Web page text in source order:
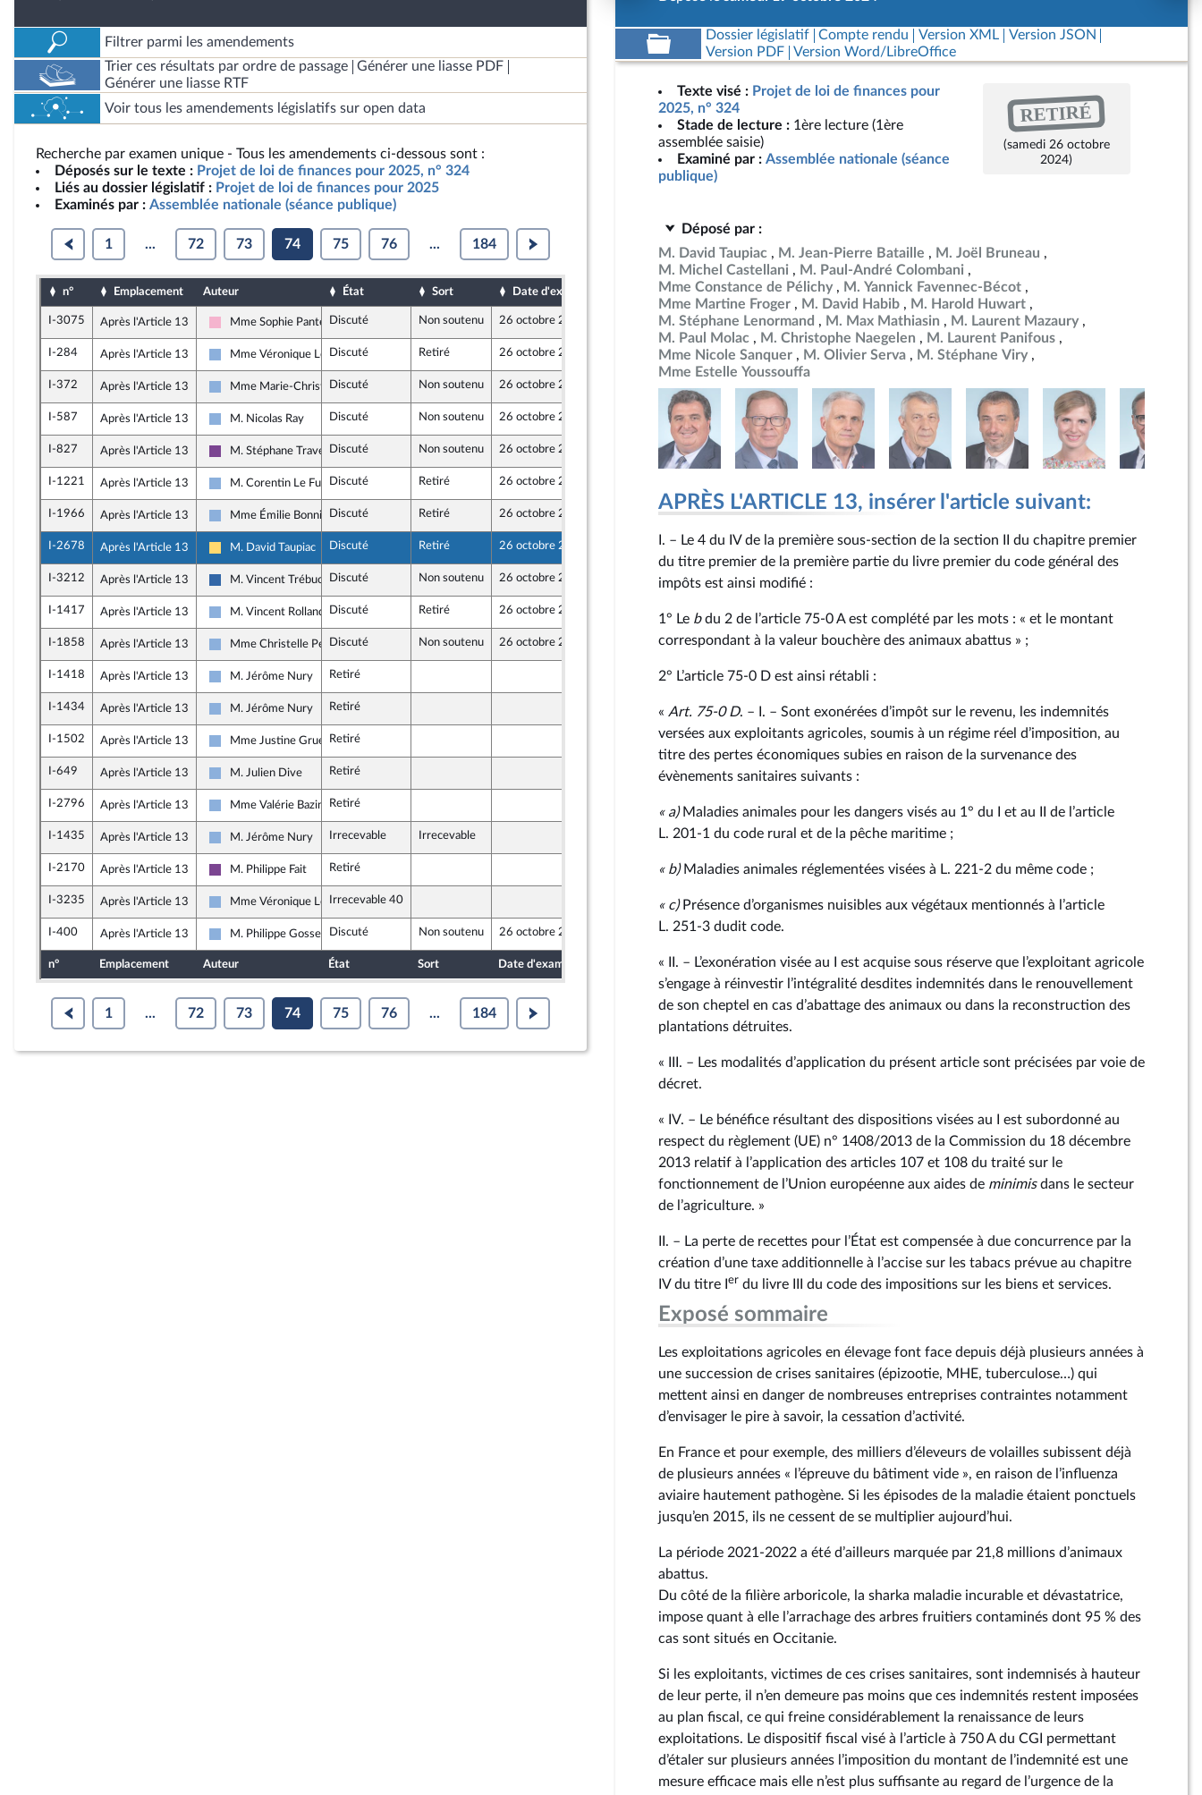
Filtrer parmi les amendements
Trier ces résultats par ordre de passage
Générer une liasse PDF
Générer une liasse RTF
Voir tous les amendements législatifs sur open data
Recherche par examen unique - Tous les amendements ci-dessous sont :
Déposés sur le texte : Projet de loi de finances pour 2025, n° 324
Liés au dossier législatif : Projet de loi de finances pour 2025
Examinés par : Assemblée nationale (séance publique)
1 ... 72 73 74 75 76 ... 184
n° Emplacement Auteur État Sort Date d'examen Date de dépôt
I-3075 Après l'Article 13
Socialistes et apparentés
Mme Sophie Pantel Discuté Non soutenu 26 octobre 2024 19 octobre 2024
I-284 Après l'Article 13
Droite Républicaine
Mme Véronique Louwagie
Discuté Retiré 26 octobre 2024 16 octobre 2024
I-372 Après l'Article 13
Droite Républicaine
Mme Marie-Christine Dalloz
Discuté Non soutenu 26 octobre 2024
I-587 Après l'Article 13
Droite Républicaine
M. Nicolas Ray Discuté Non soutenu 26 octobre 2024 16 octobre 2024
I-827 Après l'Article 13
Ensemble pour la République
M. Stéphane TravertDiscuté Non soutenu 26 octobre 2024 17 octobre 2024
I-1221 Après l'Article 13
Droite Républicaine
M. Corentin Le Fur Discuté Retiré 26 octobre 2024
I-1966 Après l'Article 13
Droite Républicaine
Mme Émilie BonnivardDiscuté Retiré 26 octobre 2024 18 octobre 2024
I-2678 Après l'Article 13
Libertés, Indépendants, Outre-mer et Territoires
M. David Taupiac Discuté Retiré 26 octobre 2024 19 octobre 2024
I-3212 Après l'Article 13
UDR
M. Vincent TrébuchetDiscuté Non soutenu 26 octobre 2024 19 octobre 2024
I-1417 Après l'Article 13
Droite Républicaine
M. Vincent Rolland Discuté Retiré 26 octobre 2024
I-1858 Après l'Article 13
Droite Républicaine
Mme Christelle PetexDiscuté Non soutenu 26 octobre 2024 18 octobre 2024
I-1418 Après l'Article 13
Droite Républicaine
M. Jérôme Nury Retiré 17 octobre 2024
I-1434 Après l'Article 13
Droite Républicaine
M. Jérôme Nury Retiré 17 octobre 2024
I-1502 Après l'Article 13
Droite Républicaine
Mme Justine Gruet Retiré 18 octobre 2024
I-649 Après l'Article 13
Droite Républicaine
M. Julien Dive Retiré 16 octobre 2024
I-2796 Après l'Article 13
Droite Républicaine
Mme Valérie Bazin-Malgras
Retiré 19 octobre 2024
I-1435 Après l'Article 13
Droite Républicaine
M. Jérôme Nury Irrecevable Irrecevable 17 octobre 2024
I-2170 Après l'Article 13
Ensemble pour la République
M. Philippe Fait Retiré 18 octobre 2024
I-3235 Après l'Article 13
Droite Républicaine
Mme Véronique LouwagieIrrecevable 40 19 octobre 2024
I-400 Après l'Article 13
Droite Républicaine
M. Philippe GosselinDiscuté Non soutenu 26 octobre 2024 16 octobre 2024
n° Emplacement Auteur État Sort Date d'examen Date de dépôt
1 ... 72 73 74 75 76 ... 184
Dossier législatif Compte rendu Version XML
Version JSON
Version PDF
Version Word/LibreOffice
Texte visé : Projet de loi de finances pour
2025, n° 324
Stade de lecture : 1ère lecture (1ère
assemblée saisie)
Examiné par : Assemblée nationale (séance
publique)
RETIRÉ
(samedi 26 octobre
2024)
Déposé par :
M. David Taupiac
M. Jean-Pierre Bataille
M. Joël Bruneau
M. Michel Castellani
M. Paul-André Colombani
Mme Constance de Pélichy
M. Yannick Favennec-Bécot
Mme Martine Froger
M. David Habib
M. Harold Huwart
M. Stéphane Lenormand
M. Max Mathiasin
M. Laurent Mazaury
M. Paul Molac
M. Christophe Naegelen
M. Laurent Panifous
Mme Nicole Sanquer
M. Olivier Serva
M. Stéphane Viry
Mme Estelle Youssouffa
APRÈS L'ARTICLE 13, insérer l'article suivant:
I. – Le 4 du IV de la première sous-section de la section II du chapitre premier
du titre premier de la première partie du livre premier du code général des
impôts est ainsi modifié :
1° Le bdu 2 de l’article 75‑0 A est complété par les mots : « et le montant
correspondant à la valeur bouchère des animaux abattus » ;
2° L’article 75‑0 D est ainsi rétabli :
« Art. 75‑0 D. – I. – Sont exonérées d’impôt sur le revenu, les indemnités
versées aux exploitants agricoles, soumis à un régime réel d’imposition, au
titre des pertes économiques subies en raison de la survenance des
évènements sanitaires suivants :
« a)Maladies animales pour les dangers visés au 1° du I et au II de l’article
L. 201‑1 du code rural et de la pêche maritime ;
« b)Maladies animales réglementées visées à L. 221‑2 du même code ;
« c)Présence d’organismes nuisibles aux végétaux mentionnés à l’article
L. 251‑3 dudit code.
« II. – L’exonération visée au I est acquise sous réserve que l’exploitant agricole
s’engage à réinvestir l’intégralité desdites indemnités dans le renouvellement
de son cheptel en cas d’abattage des animaux ou dans la reconstruction des
plantations détruites.
« III. – Les modalités d’application du présent article sont précisées par voie de
décret.
« IV. – Le bénéfice résultant des dispositions visées au I est subordonné au
respect du règlement (UE) n° 1408/2013 de la Commission du 18 décembre
2013 relatif à l’application des articles 107 et 108 du traité sur le
fonctionnement de l’Union européenne aux aides de minimisdans le secteur
de l’agriculture. »
II. – La perte de recettes pour l’État est compensée à due concurrence par la
création d’une taxe additionnelle à l’accise sur les tabacs prévue au chapitre
IV du titre I er du livre III du code des impositions sur les biens et services.
Exposé sommaire
Les exploitations agricoles en élevage font face depuis déjà plusieurs années à
une succession de crises sanitaires (épizootie, MHE, tuberculose…) qui
mettent ainsi en danger de nombreuses entreprises contraintes notamment
d’envisager le pire à savoir, la cessation d’activité.
En France et pour exemple, des milliers d’éleveurs de volailles subissent déjà
de plusieurs années « l’épreuve du bâtiment vide », en raison de l’influenza
aviaire hautement pathogène. Si les épisodes de la maladie étaient ponctuels
jusqu’en 2015, ils ne cessent de se multiplier aujourd’hui.
La période 2021‑2022 a été d’ailleurs marquée par 21,8 millions d’animaux
abattus.
Du côté de la filière arboricole, la sharka maladie incurable et dévastatrice,
impose quant à elle l’arrachage des arbres fruitiers contaminés dont 95 % des
cas sont situés en Occitanie.
Si les exploitants, victimes de ces crises sanitaires, sont indemnisés à hauteur
de leur perte, il n’en demeure pas moins que ces indemnités restent imposées
au plan fiscal, ce qui freine considérablement la renaissance de leurs
exploitations. Le dispositif fiscal visé à l’article à 750 A du CGI permettant
d’étaler sur plusieurs années l’imposition du montant de l’indemnité est une
mesure efficace mais elle n’est plus suffisante au regard de l’urgence de la